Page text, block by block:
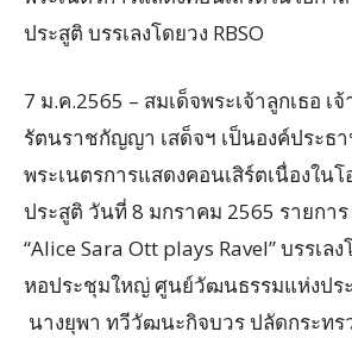
ประสูติ บรรเลงโดยวง RBSO
7 ม.ค.2565 – สมเด็จพระเจ้าลูกเธอ
รัตนราชกัญญา เสด็จฯ เป็นองค์ประธ
พระเนตรการแสดงคอนเสิร์ตเนื่องใน
ประสูติ วันที่ 8 มกราคม 2565 รายการ
“Alice Sara Ott plays Ravel” บรรเล
หอประชุมใหญ่ ศูนย์วัฒนธรรมแห่งปร
นางยุพา ทวีวัฒนะกิจบวร ปลัดกระท